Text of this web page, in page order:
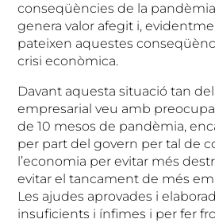
conseqüències de la
genera valor afegit i,
pateixen aquestes
crisi econòmica.
Davant aquesta situació tan
empresarial veu amb
de 10 mesos de pandèmia,
per part del govern per tal de
l’economia per evitar més
evitar el tancament de més
Les ajudes aprovades i
insuficients i ínfimes i per fer